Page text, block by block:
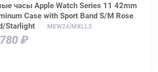
часы Apple Watch Series 11 42mm
Case with Sport Band S/M Rose
Starlight
MEW24/MXLL3
₽